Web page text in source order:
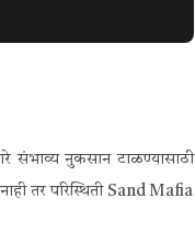
संभाव्य नुकसान टाळण्यासाठी
तर परिस्थिती Sand Mafia